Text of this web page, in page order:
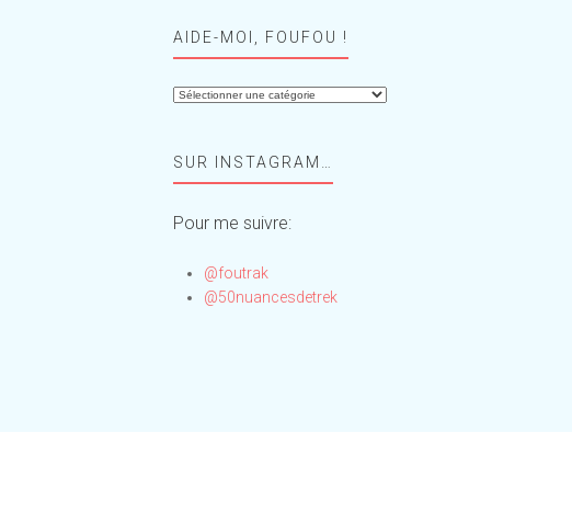
AIDE-MOI, FOUFOU !
Aide-
!SUR INSTAGRAM…
Pour me suivre:
@foutrak
@50nuancesdetrek